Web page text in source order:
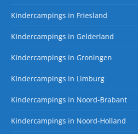
Kindercampings in Friesland
Kindercampings in Gelderland
Kindercampings in Groningen
Kindercampings in Limburg
Kindercampings in Noord-Brabant
Kindercampings in Noord-Holland